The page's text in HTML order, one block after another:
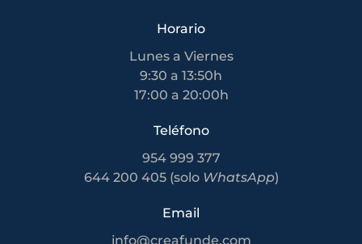
Horario
Lunes a Viernes
9:30 a 13:50h
17:00 a 20:00h
Teléfono
954 999 377
644 200 405 (solo WhatsApp)
Email
info@creafunde.com